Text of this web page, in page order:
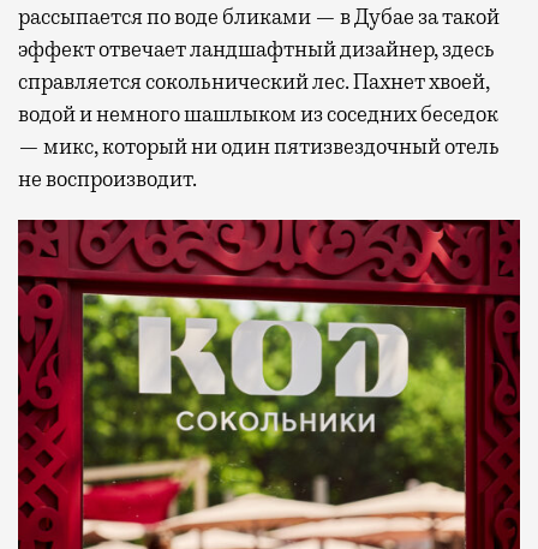
рассыпается по воде бликами — в Дубае за такой
эффект отвечает ландшафтный дизайнер, здесь
справляется сокольнический лес. Пахнет хвоей,
водой и немного шашлыком из соседних беседок
— микс, который ни один пятизвездочный отель
не воспроизводит.